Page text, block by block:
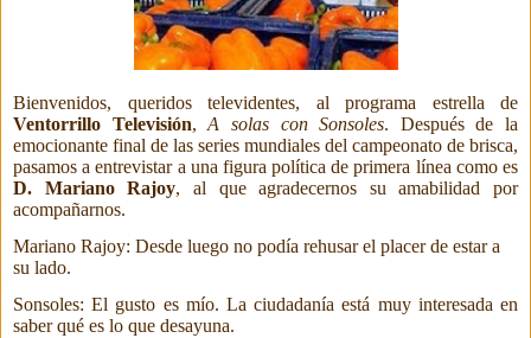
Bienvenidos, queridos televidentes, al programa estrella de
Ventorrillo Televisión,A solas con Sonsoles.
Después de la
emocionante final de las series mundiales del campeonato de brisca,
pasamos a entrevistar a una figura política de primera línea como es
D. Mariano Rajoy, al que agradecernos su amabilidad por
acompañarnos.
Mariano Rajoy: Desde luego no podía rehusar el placer de estar a
su lado.
Sonsoles: El gusto es mío. La ciudadanía está muy interesada en
saber qué es lo que desayuna.